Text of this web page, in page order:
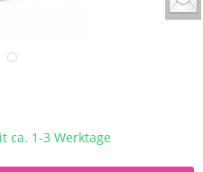
ca. 1-3 Werktage